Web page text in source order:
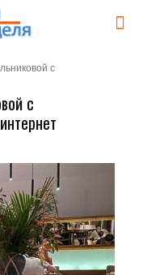
с
с